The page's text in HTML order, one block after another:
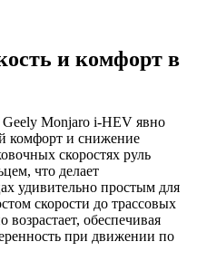
и комфорт в
Geely Monjaro i-HEV явно
комфорт и снижение
скоростях руль
что делает
удивительно простым для
скорости до трассовых
обеспечивая
при движении по